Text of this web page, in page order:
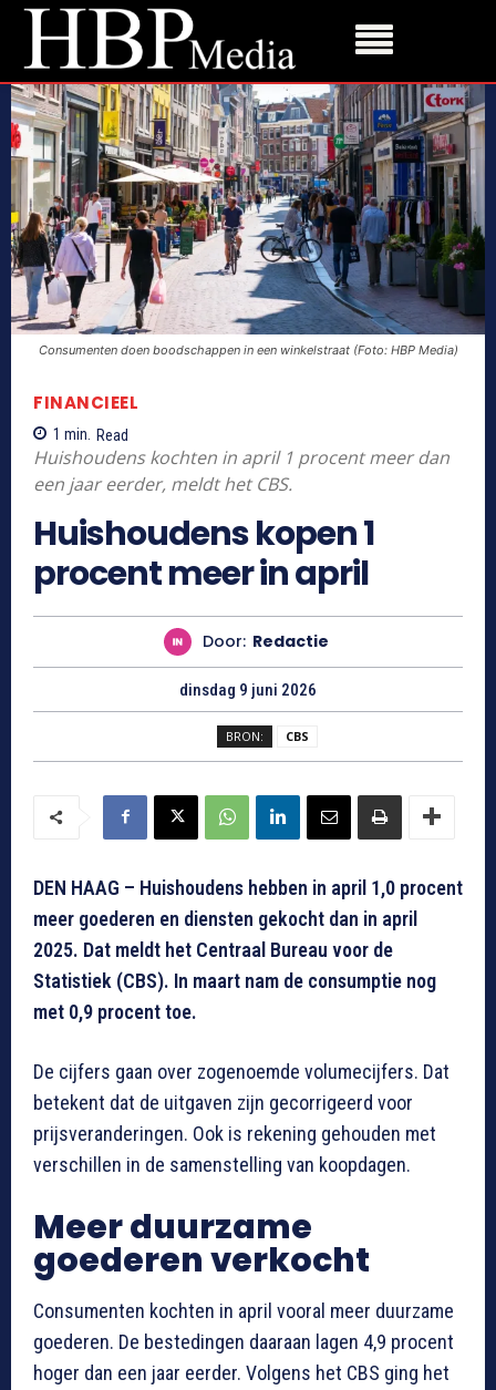
Consumenten doen boodschappen in een winkelstraat (Foto: HBP Media)
FINANCIEEL
1 min. Read
Huishoudens kochten in april 1 procent meer dan
een jaar eerder, meldt het CBS.
Huishoudens kopen 1
procent meer in april
Door: Redactie
dinsdag 9 juni 2026
BRON: CBS
DEN HAAG – Huishoudens hebben in april 1,0 procent
meer goederen en diensten gekocht dan in april
2025. Dat meldt het Centraal Bureau voor de
Statistiek (CBS). In maart nam de consumptie nog
met 0,9 procent toe.
De cijfers gaan over zogenoemde volumecijfers. Dat
betekent dat de uitgaven zijn gecorrigeerd voor
prijsveranderingen. Ook is rekening gehouden met
verschillen in de samenstelling van koopdagen.
Meer duurzame
goederen verkocht
Consumenten kochten in april vooral meer duurzame
goederen. De bestedingen daaraan lagen 4,9 procent
hoger dan een jaar eerder. Volgens het CBS ging het